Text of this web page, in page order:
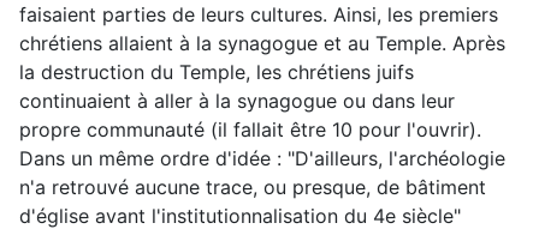
faisaient parties de leurs cultures. Ainsi, les premiers
chrétiens allaient à la synagogue et au Temple. Après
la destruction du Temple, les chrétiens juifs
continuaient à aller à la synagogue ou dans leur
propre communauté (il fallait être 10 pour l'ouvrir).
Dans un même ordre d'idée : "D'ailleurs, l'archéologie
n'a retrouvé aucune trace, ou presque, de bâtiment
d'église avant l'institutionnalisation du 4e siècle"